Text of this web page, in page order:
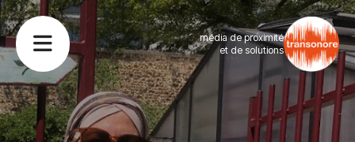
média de proximité
et de solutions